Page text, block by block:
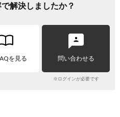
解決しましたか？
を見る 問い合わせる
※ログインが必要です